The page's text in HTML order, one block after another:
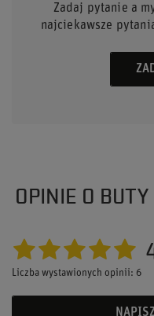
Zadaj pytanie a
najciekawsze
OPINIE O
Liczba wystawionych opinii: 6